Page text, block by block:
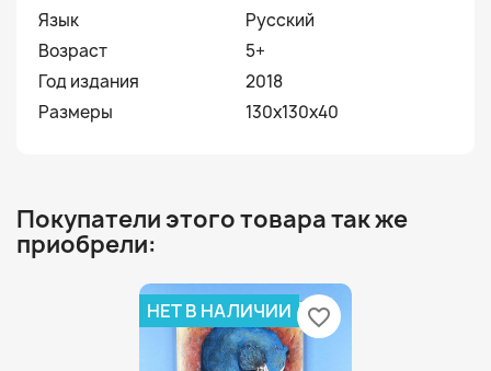
Язык
Русский
Возраст
5+
Год издания
2018
Размеры
130х130х40
Покупатели этого товара так же
приобрели:
НЕТ В НАЛИЧИИ favorite_border